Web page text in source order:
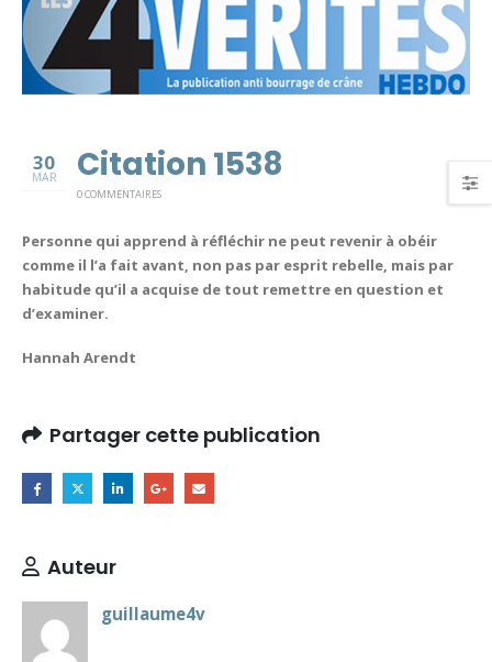
30
MAR Citation 1538
0 COMMENTAIRES
Personne qui apprend à réfléchir ne peut revenir à obéir
comme il l’a fait avant, non pas par esprit rebelle, mais par
habitude qu’il a acquise de tout remettre en question et
d’examiner.
Hannah Arendt
Partager cette publication
Auteur
guillaume4v